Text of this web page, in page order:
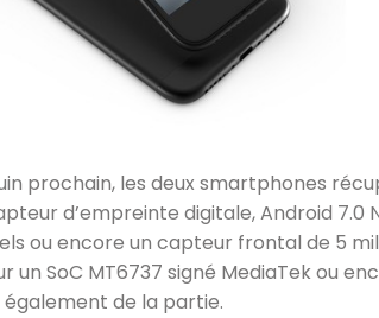
prochain, les deux smartphones
d’empreinte digitale, Android 7.0
ou encore un capteur frontal de 5
SoC MT6737 signé MediaTek ou
de la partie.